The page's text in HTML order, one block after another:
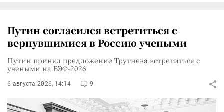
Путин согласился встретиться с
вернувшимися в Россию учеными
Путин принял предложение Трутнева встретиться с
учеными на ВЭФ-2026
6 августа 2026, 14:14 9